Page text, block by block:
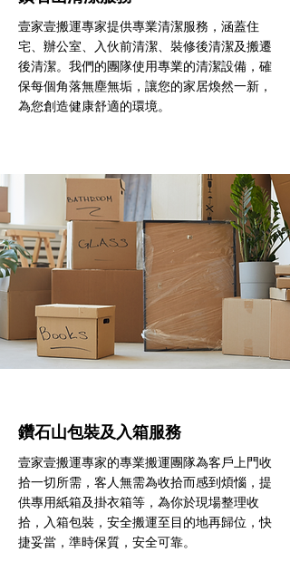
壹家壹搬運專家提供專業清潔服務，涵蓋住
宅、辦公室、入伙前清潔、裝修後清潔及搬遷
後清潔。我們的團隊使用專業的清潔設備，確
保每個角落無塵無垢，讓您的家居煥然一新，
為您創造健康舒適的環境。
鑽石山包裝及入箱服務
壹家壹搬運專家的專業搬運團隊為客戶上門收
拾一切所需，客人無需為收拾而感到煩惱，提
供專用紙箱及掛衣箱等，為你於現場整理收
拾，入箱包裝，安全搬運至目的地再歸位，快
捷妥當，準時保質，安全可靠。